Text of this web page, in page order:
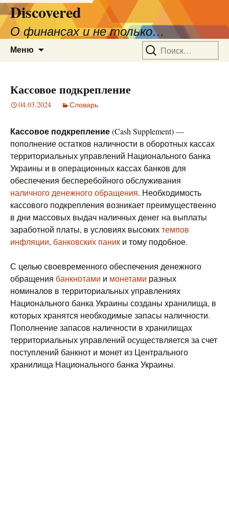
Discovered
О финансах и не только…
Меню Найти:
Кассовое подкрепление
04.03.2024 Словарь
Кассовое подкрепление(Cash Supplement) —
пополнение остатков наличности в оборотных кассах
территориальных управлений Национального банка
Украины и в операционных кассах банков для
обеспечения бесперебойного обслуживания
наличного денежного обращения. Необходимость
кассового подкрепления возникает преимущественно
в дни массовых выдач наличных денег на выплаты
заработной платы, в условиях высокихтемпов
инфляции, банковских паник и тому подобное.
С целью своевременного обеспечения денежного
обращения банкнотами и монетами разных
номиналов в территориальных управлениях
Национального банка Украины созданы хранилища, в
которых хранятся необходимые запасы наличности.
Пополнение запасов наличности в хранилищах
территориальных управлений осуществляется за счет
поступлений банкнот и монет из Центрального
хранилища Национального банка Украины.